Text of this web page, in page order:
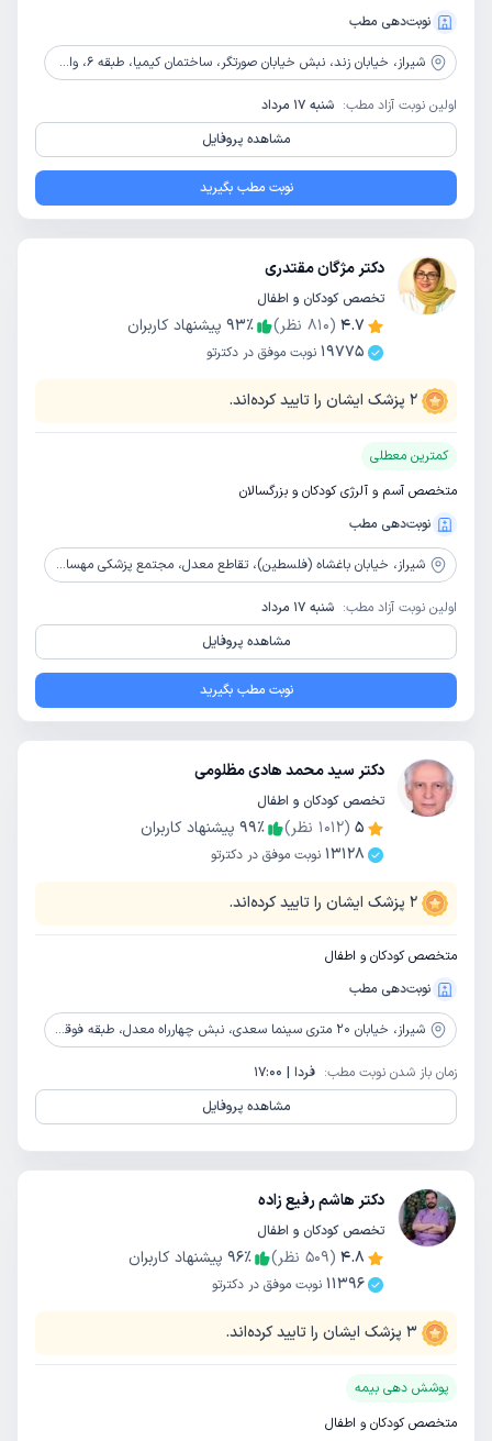
نوبت‌دهی مطب
شیراز، خیابان زند، نبش خیابان صورتگر، ساختمان کیمیا، طبقه 6، واحد 4
اولین نوبت آزاد مطب: شنبه 17 مرداد
مشاهده پروفایل
نوبت مطب بگیرید
دکتر مژگان مقتدری
تخصص کودکان و اطفال
4.7
(
810 نظر) 93٪
پیشنهاد کاربران
19775 نوبت موفق در دکترتو
2 پزشک ایشان را تایید کرده‌اند.
کمترین معطلی
متخصص آسم و آلرژی کودکان و بزرگسالان
نوبت‌دهی مطب
شیراز، خیابان باغشاه (فلسطین)، تقاطع معدل، مجتمع پزشکی مهسا، طبقه چهارم
اولین نوبت آزاد مطب: شنبه 17 مرداد
مشاهده پروفایل
نوبت مطب بگیرید
دکتر سید محمد هادی مظلومی
تخصص کودکان و اطفال
5
(
1012 نظر) 99٪
پیشنهاد کاربران
13128 نوبت موفق در دکترتو
2 پزشک ایشان را تایید کرده‌اند.
متخصص کودکان و اطفال
نوبت‌دهی مطب
شیراز، خیابان 20 متری سینما سعدی، نبش چهارراه معدل، طبقه فوقانی رادیولوژی دکتر پایدار
زمان باز شدن نوبت مطب: فردا | 17:00
مشاهده پروفایل
دکتر هاشم رفیع زاده
تخصص کودکان و اطفال
4.8
(
509 نظر) 96٪
پیشنهاد کاربران
11396 نوبت موفق در دکترتو
3 پزشک ایشان را تایید کرده‌اند.
پوشش دهی بیمه
متخصص کودکان و اطفال